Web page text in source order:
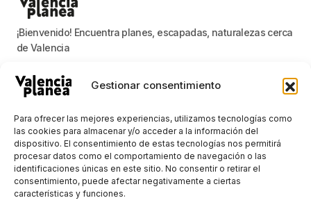
Gestionar consentimiento
Para ofrecer las mejores experiencias, utilizamos tecnologías como
las cookies para almacenar y/o acceder a la información del
dispositivo. El consentimiento de estas tecnologías nos permitirá
procesar datos como el comportamiento de navegación o las
identificaciones únicas en este sitio. No consentir o retirar el
consentimiento, puede afectar negativamente a ciertas
características y funciones.
¡Bienvenido! Encuentra planes, escapadas, naturalezas cerca
de Valencia
Valencia planea
Mantenerse al día con las noticias más
importantes
E-mail